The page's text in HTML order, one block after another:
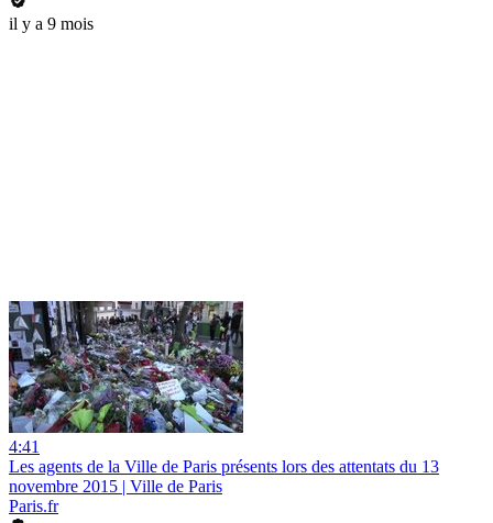
il y a 9 mois
4:41
Les agents de la Ville de Paris présents lors des attentats du 13
novembre 2015 | Ville de Paris
Paris.fr